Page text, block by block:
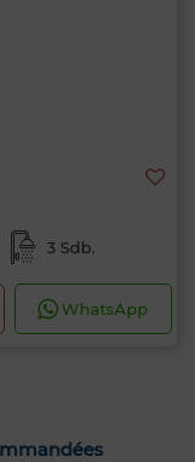
3 Sdb.
WhatsApp